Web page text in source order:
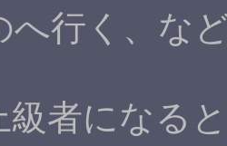
へ行く、な
者になる